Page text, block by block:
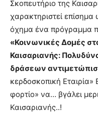
Σκοπευτήριο της
χαρακτηριστεί επίσημα
όχημα ένα πρόγραμμα
«Κοινωνικές Δομές
Καισαριανής:
δράσεων
κερδοσκοπική
φορτίο» να… βγάλει
Καισαριανής..!